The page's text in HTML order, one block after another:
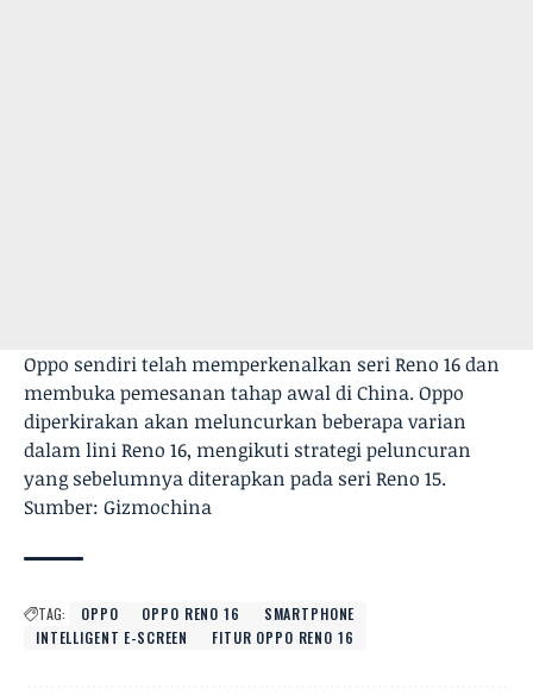
Oppo sendiri telah memperkenalkan seri Reno 16 dan
membuka pemesanan tahap awal di China. Oppo
diperkirakan akan meluncurkan beberapa varian
dalam lini Reno 16, mengikuti strategi peluncuran
yang sebelumnya diterapkan pada seri Reno 15.
Sumber: Gizmochina
TAG: OPPO OPPO RENO 16
SMARTPHONE
INTELLIGENT E-SCREEN
FITUR OPPO RENO 16